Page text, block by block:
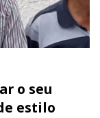
o seu
estilo